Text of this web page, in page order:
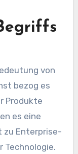
von
bezog es
Produkte
es eine
zu Enterprise-
Technologie.